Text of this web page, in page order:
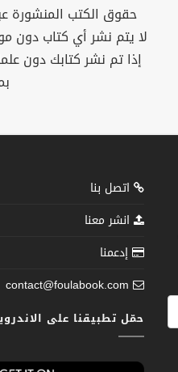
حقوق الكتب المنشورة
لا يتم نشر أي كتاب دون
إذا تم نشر كتابك دون
اتصل بنا
انشر معنا
إدعمنا
contact@foulabook.com
حمّل تطبيقنا على